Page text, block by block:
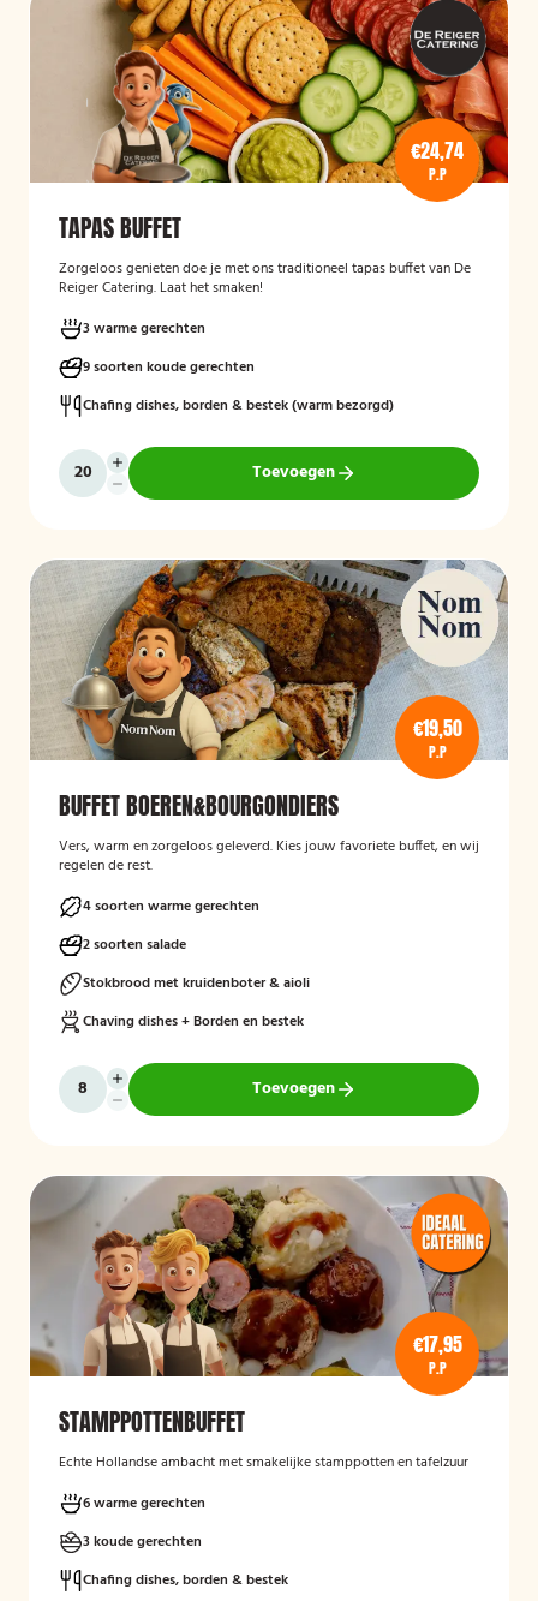
€24,74
P.P
TAPAS BUFFET
Zorgeloos genieten doe je met ons traditioneel tapas buffet van De
Reiger Catering. Laat het smaken!
3 warme gerechten
9 soorten koude gerechten
Chafing dishes, borden & bestek (warm bezorgd)
Toevoegen
€19,50
P.P
BUFFET BOEREN&BOURGONDIERS
Vers, warm en zorgeloos geleverd. Kies jouw favoriete buffet, en wij
regelen de rest.
4 soorten warme gerechten
2 soorten salade
Stokbrood met kruidenboter & aioli
Chaving dishes + Borden en bestek
Toevoegen
€17,95
P.P
STAMPPOTTENBUFFET
Echte Hollandse ambacht met smakelijke stamppotten en tafelzuur
6 warme gerechten
3 koude gerechten
Chafing dishes, borden & bestek